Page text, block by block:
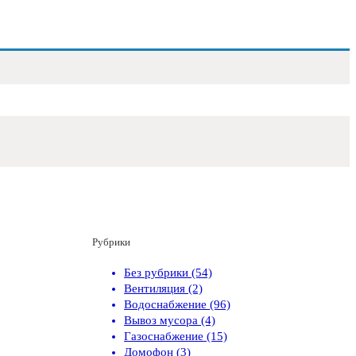
Рубрики
Без рубрики (54)
Вентиляция (2)
Водоснабжение (96)
Вывоз мусора (4)
Газоснабжение (15)
Домофон (3)